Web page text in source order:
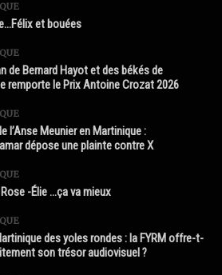
et bouées
de Bernard Hayot et des békés de
remporte le Prix Antoine Crozat 2026
l’Anse Meunier en Martinique :
dépose une plainte contre X
-Élie …ça va mieux
des yoles rondes : la FYRM offre-t-
son trésor audiovisuel ?